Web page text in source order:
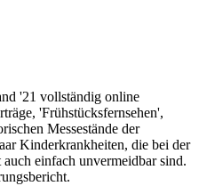
'21 vollständig online
'Frühstücksfernsehen',
Messestände der
Kinderkrankheiten, die bei der
einfach unvermeidbar sind.